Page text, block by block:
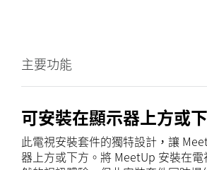
主要功能
可安裝在顯示器上方或
此電視安裝套件的獨特設計，讓
器上方或下方。將 MeetUp 安裝在